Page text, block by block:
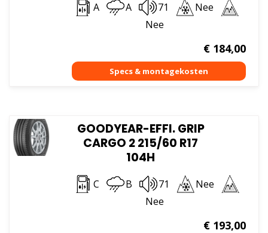
A A 71
Nee
Nee
€184,00
GOODYEAR-EFFI. GRIP
CARGO 2 215/60 R17
104H
C B 71
Nee
Nee
€193,00